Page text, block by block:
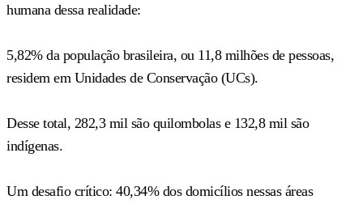
humana dessa realidade:
5,82% da população brasileira, ou 11,8 milhões de pessoas,
residem em Unidades de Conservação (UCs).
Desse total, 282,3 mil são quilombolas e 132,8 mil são
indígenas.
Um desafio crítico: 40,34% dos domicílios nessas áreas